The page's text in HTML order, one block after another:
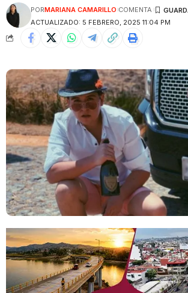
ACTUALIZADO: 5 FEBRERO, 2025 11:04 PM
PORMARIANA CAMARILLO COMENTA